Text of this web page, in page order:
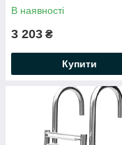
В наявності
3 203 ₴
Купити